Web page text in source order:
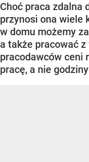
Choć praca zdalna
przynosi ona wiele
w domu możemy
a także pracować
pracodawców ceni
pracę, a nie